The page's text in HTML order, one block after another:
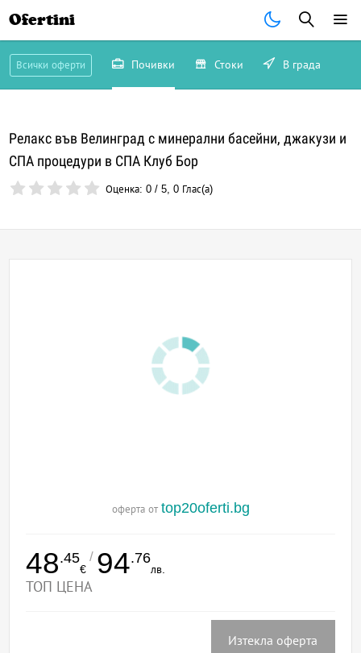
Ofertini
Всички оферти Почивки Стоки В града
Релакс във Велинград с минерални басейни, джакузи и
СПА процедури в СПА Клуб Бор
Оценка:0 /5,0 Глас(а)
оферта от top20oferti.bg
48.45
€
/ 94.76
лв.
ТОП ЦЕНА
Изтекла оферта